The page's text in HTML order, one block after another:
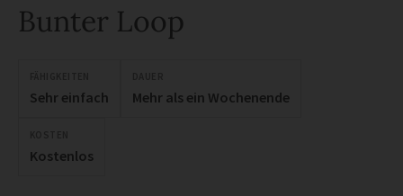
Bunter Loop
Sehr einfach Mehr als ein Wochenende
Kostenlos